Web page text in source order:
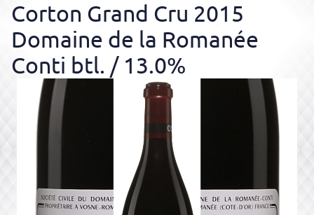
Corton Grand Cru 2015
Domaine de la Romanée
Conti btl. / 13.0%